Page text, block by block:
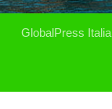
GlobalPress Italia